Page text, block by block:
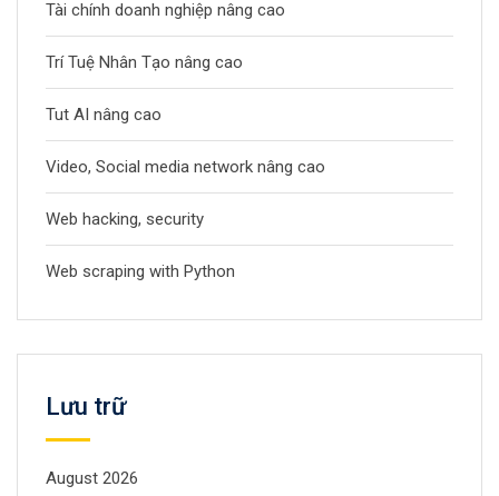
Tài chính doanh nghiệp nâng cao
Trí Tuệ Nhân Tạo nâng cao
Tut AI nâng cao
Video, Social media network nâng cao
Web hacking, security
Web scraping with Python
Lưu trữ
August 2026